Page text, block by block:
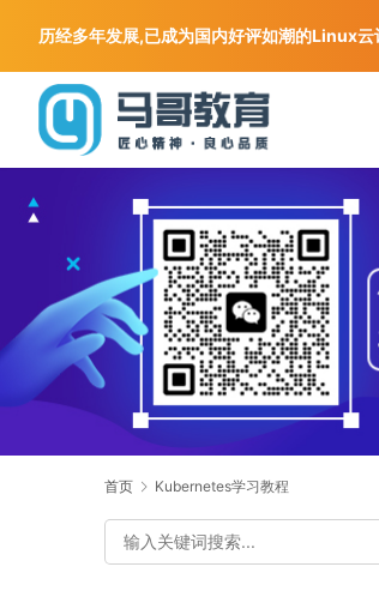
首页 Kubernetes学习教程
历经多年发展,已成为国内好评如潮的Linux